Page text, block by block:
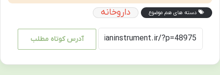
دسته های هم موضوع داروخانه
آدرس کوتاه مطلب